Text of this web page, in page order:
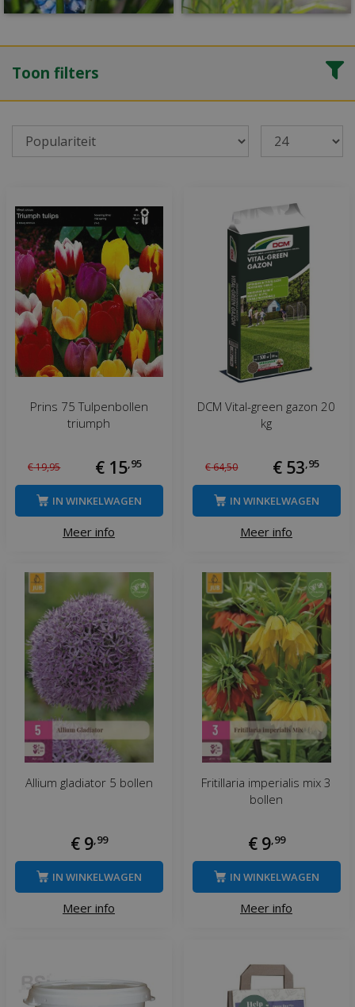
Toon filters
Prins 75 Tulpenbollen
triumph
€19,95 € 15 95
Meer info
IN WINKELWAGEN
DCM Vital-green gazon 20
kg
€64,50 € 53 95
Meer info
IN WINKELWAGEN
Allium gladiator 5 bollen
€ 9, 99
Meer info
IN WINKELWAGEN
Fritillaria imperialis mix 3
bollen
€ 9, 99
Meer info
IN WINKELWAGEN